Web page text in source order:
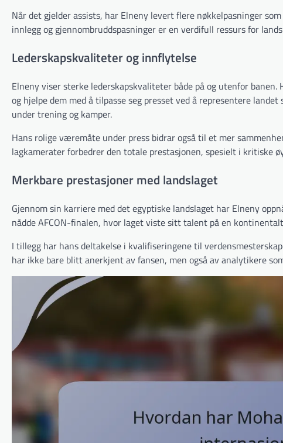
Når det gjelder assists, har Elneny levert flere nøkkelpasninger
innlegg og gjennombruddspasninger er en verdifull ressurs for
Lederskapskvaliteter og innflytelse
Elneny viser sterke lederskapskvaliteter både på og utenfor
og hjelpe dem med å tilpasse seg presset ved å representere
under trening og kamper.
Hans rolige væremåte under press bidrar også til et mer
lagkamerater forbedrer den totale prestasjonen, spesielt i kritiske
Merkbare prestasjoner med landslaget
Gjennom sin karriere med det egyptiske landslaget har Elneny
nådde AFCON-finalen, hvor laget viste sitt talent på en
I tillegg har hans deltakelse i kvalifiseringene til
har ikke bare blitt anerkjent av fansen, men også av analytikere